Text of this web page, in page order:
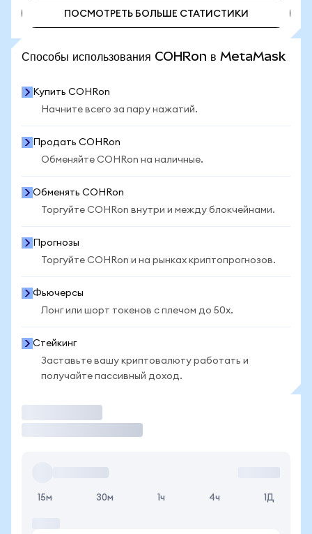
ПОСМОТРЕТЬ БОЛЬШЕ СТАТИСТИКИ
Способы использования COHRon в MetaMask
Купить COHRon
Начните всего за пару нажатий.
Продать COHRon
Обменяйте COHRon на наличные.
Обменять COHRon
Торгуйте COHRon внутри и между блокчейнами.
Прогнозы
Торгуйте COHRon и на рынках криптопрогнозов.
Фьючерсы
Лонг или шорт токенов с плечом до 50x.
Стейкинг
Заставьте вашу криптовалюту работать и
получайте пассивный доход.
15м 30м 1ч 4ч 1Д